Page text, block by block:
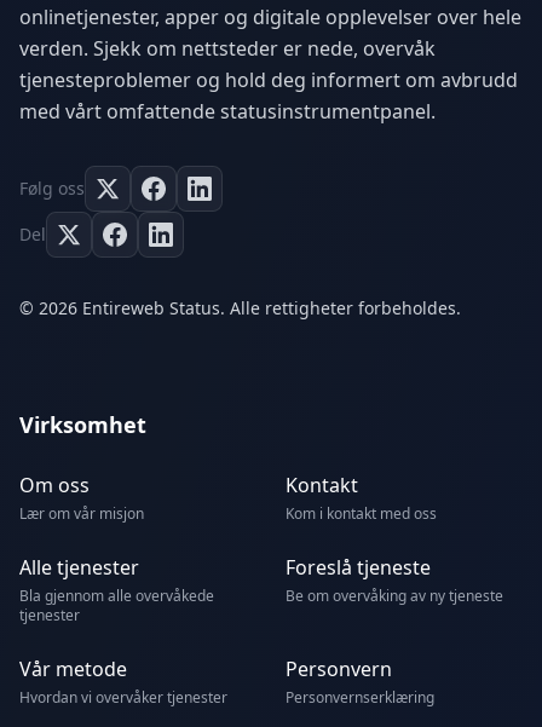
onlinetjenester, apper og digitale opplevelser over hele
verden. Sjekk om nettsteder er nede, overvåk
tjenesteproblemer og hold deg informert om avbrudd
med vårt omfattende statusinstrumentpanel.
Følg oss
Del
© 2026 Entireweb Status. Alle rettigheter forbeholdes.
Virksomhet
Om oss
Lær om vår misjon
Kontakt
Kom i kontakt med oss
Alle tjenester
Bla gjennom alle overvåkede
tjenester
Foreslå tjeneste
Be om overvåking av ny tjeneste
Vår metode
Hvordan vi overvåker tjenester
Personvern
Personvernserklæring